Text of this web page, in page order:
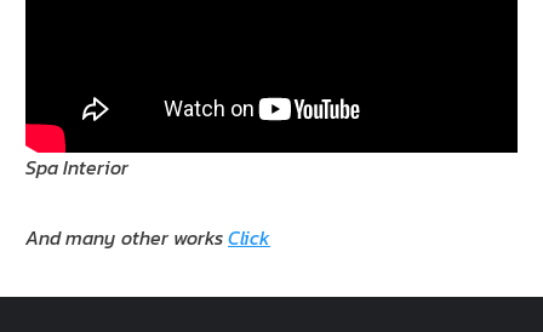
Spa Interior
And many other worksClick